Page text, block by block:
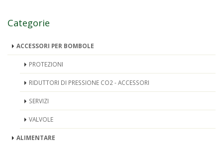
Categorie
ACCESSORI PER BOMBOLE
PROTEZIONI
RIDUTTORI DI PRESSIONE CO2 - ACCESSORI
SERVIZI
VALVOLE
ALIMENTARE